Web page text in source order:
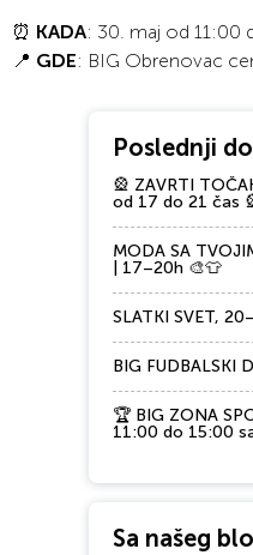
⏰ KADA: 30. maj od 11:00
📍 GDE: BIG Obrenovac
Poslednji
🎡 ZAVRTI
od 17 do 21 čas
MODA SA
| 17–20h 🎨👕
SLATKI SVET,
BIG FUDBALSKI
🏆 BIG ZONA
11:00 do 15:00
Sa našeg